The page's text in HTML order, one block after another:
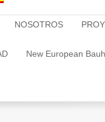
NOSOTROS
New European